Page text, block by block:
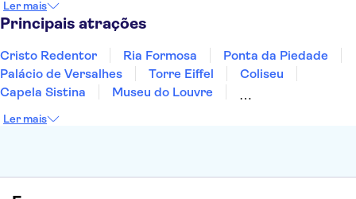
Sesimbra
Ler mais
Principais atrações
Cristo Redentor Ria Formosa
Ponta da Piedade
Palácio de Versalhes
Torre Eiffel
Coliseu
Capela Sistina
Museu do Louvre
Torre de Belém
Ler mais